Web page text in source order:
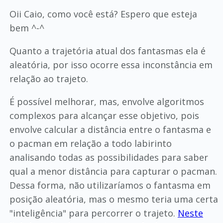
Oii Caio, como você está? Espero que esteja
bem ^-^
Quanto a trajetória atual dos fantasmas ela é
aleatória, por isso ocorre essa inconstância em
relação ao trajeto.
É possível melhorar, mas, envolve algoritmos
complexos para alcançar esse objetivo, pois
envolve calcular a distância entre o fantasma e
o pacman em relação a todo labirinto
analisando todas as possibilidades para saber
qual a menor distância para capturar o pacman.
Dessa forma, não utilizaríamos o fantasma em
posição aleatória, mas o mesmo teria uma certa
"inteligência" para percorrer o trajeto. Neste